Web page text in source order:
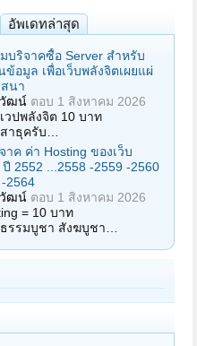
อัพเดทล่าสุด
บริจาคซื้อ Server สำหรับ
ข้อมูล เพื่อเว็บพลังจิตเผยแผ่
นา
วัฒน์ ตอบ 1 สิงหาคม 2026
วปพลังจิต 10 บาท
าธุครับ…
าค ค่า Hosting ของเว็บ
2552 ...2558 -2559 -2560
2564
วัฒน์ ตอบ 1 สิงหาคม 2026
= 10 บาท
รรมบูชา สังฆบูชา…